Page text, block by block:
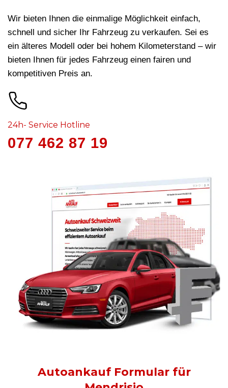
Wir bieten Ihnen die einmalige Möglichkeit einfach,
schnell und sicher Ihr Fahrzeug zu verkaufen. Sei es
ein älteres Modell oder bei hohem Kilometerstand – wir
bieten Ihnen für jedes Fahrzeug einen fairen und
kompetitiven Preis an.
24h- Service Hotline
077 462 87 19
Autoankauf Formular für